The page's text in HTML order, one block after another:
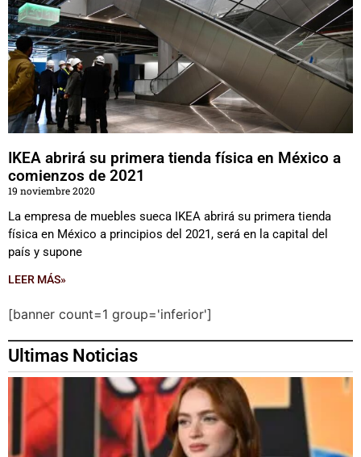
IKEA abrirá su primera tienda física en México a
comienzos de 2021
19 noviembre 2020
La empresa de muebles sueca IKEA abrirá su primera tienda
física en México a principios del 2021, será en la capital del
país y supone
LEER MÁS»
[banner count=1 group='inferior']
Ultimas Noticias